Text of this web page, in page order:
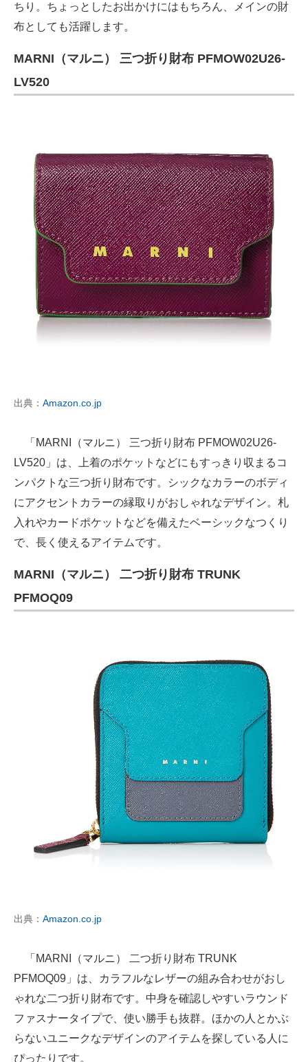
ちり。ちょっとしたお出かけにはもちろん、メインの財
布としても活躍します。
MARNI（マルニ） 三つ折り財布 PFMOW02U26-
LV520
出典： Amazon.co.jp
「MARNI（マルニ） 三つ折り財布 PFMOW02U26-
LV520」は、上着のポケットなどにもすっきり収まるコ
ンパクトな三つ折り財布です。シックなカラーのボディ
にアクセントカラーの縁取りがおしゃれなデザイン。札
入れやカードポケットなどを備えたベーシックなつくり
で、長く使えるアイテムです。
MARNI（マルニ） 二つ折り財布 TRUNK
PFMOQ09
出典： Amazon.co.jp
「MARNI（マルニ） 二つ折り財布 TRUNK
PFMOQ09」は、カラフルなレザーの組み合わせがおし
ゃれな二つ折り財布です。中身を確認しやすいラウンド
ファスナータイプで、使い勝手も抜群。ほかの人とかぶ
らないユニークなデザインのアイテムを探している人に
ぴったりです。